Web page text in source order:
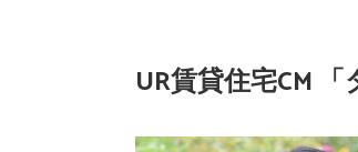
UR賃貸住宅CM